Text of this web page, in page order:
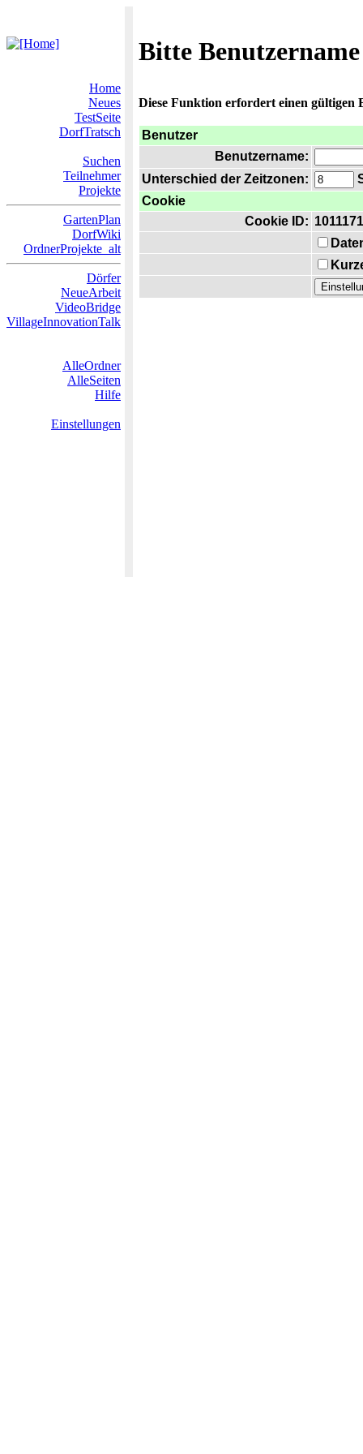
Bitte
Home
Neues
TestSeite
DorfTratsch
Suchen
Teilnehmer
Projekte
GartenPlan
DorfWiki
OrdnerProjekte_alt
Dörfer
NeueArbeit
VideoBridge
VillageInnovationTalk
AlleOrdner
AlleSeiten
Hilfe
Einstellungen
Diese Funktion erfordert einen gültigen
Benutzer
Benutzername:
Unterschied der Zeitzonen:
Cookie
Cookie ID: 1011171